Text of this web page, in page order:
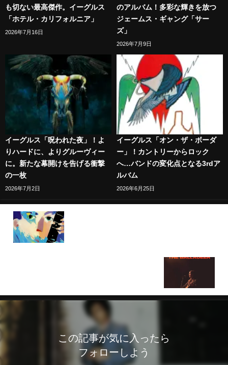
も切ない最高傑作。イーグルス
「ホテル・カリフォルニア」
2026年7月16日
のアルバム！多彩な輝きを放つ
ジェームス・ギャング「サー
ズ」
2026年7月9日
イーグルス「呪われた夜」！よ
りハードに、よりグルーヴィー
に。新たな幕開けを告げる衝撃
の一枚
2026年7月2日
イーグルス「オン・ザ・ボーダ
ー」！カントリーからロック
へ…バンドの変化点となる3rdア
ルバム
2026年6月25日
この記事が気に入ったら
フォローしよう